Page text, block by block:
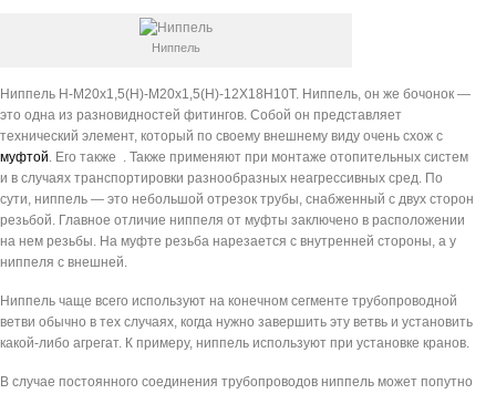
Ниппель
Ниппель Н-М20х1,5(Н)-М20х1,5(Н)-12Х18Н10Т. Ниппель, он же бочонок —
это одна из разновидностей фитингов. Собой он представляет
технический элемент, который по своему внешнему виду очень схож с
муфтой. Его также . Также применяют при монтаже отопительных систем
и в случаях транспортировки разнообразных неагрессивных сред. По
сути, ниппель — это небольшой отрезок трубы, снабженный с двух сторон
резьбой. Главное отличие ниппеля от муфты заключено в расположении
на нем резьбы. На муфте резьба нарезается с внутренней стороны, а у
ниппеля с внешней.
Ниппель чаще всего используют на конечном сегменте трубопроводной
ветви обычно в тех случаях, когда нужно завершить эту ветвь и установить
какой-либо агрегат. К примеру, ниппель используют при установке кранов.
В случае постоянного соединения трубопроводов ниппель может попутно